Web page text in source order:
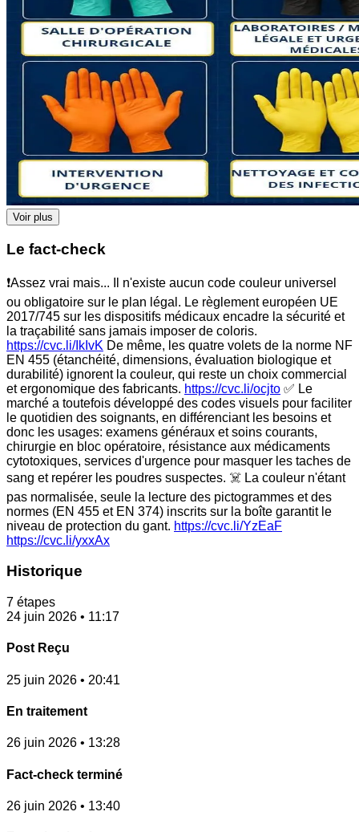
Voir plus
Le fact-check
❗Assez vrai mais... Il n'existe aucun code couleur universel
ou obligatoire sur le plan légal. Le règlement européen UE
2017/745 sur les dispositifs médicaux encadre la sécurité et
la traçabilité sans jamais imposer de coloris.
https://cvc.li/IkIvK De même, les quatre volets de la norme NF
EN 455 (étanchéité, dimensions, évaluation biologique et
durabilité) ignorent la couleur, qui reste un choix commercial
et ergonomique des fabricants. https://cvc.li/ocjto ✅ Le
marché a toutefois développé des codes visuels pour faciliter
le quotidien des soignants, en différenciant les besoins et
donc les usages: examens généraux et soins courants,
chirurgie en bloc opératoire, résistance aux médicaments
cytotoxiques, services d'urgence pour masquer les taches de
sang et repérer les poudres suspectes. ☠️ La couleur n'étant
pas normalisée, seule la lecture des pictogrammes et des
normes (EN 455 et EN 374) inscrits sur la boîte garantit le
niveau de protection du gant. https://cvc.li/YzEaF
https://cvc.li/yxxAx
Historique
7 étapes
24 juin 2026 • 11:17
Post Reçu
25 juin 2026 • 20:41
En traitement
26 juin 2026 • 13:28
Fact-check terminé
26 juin 2026 • 13:40